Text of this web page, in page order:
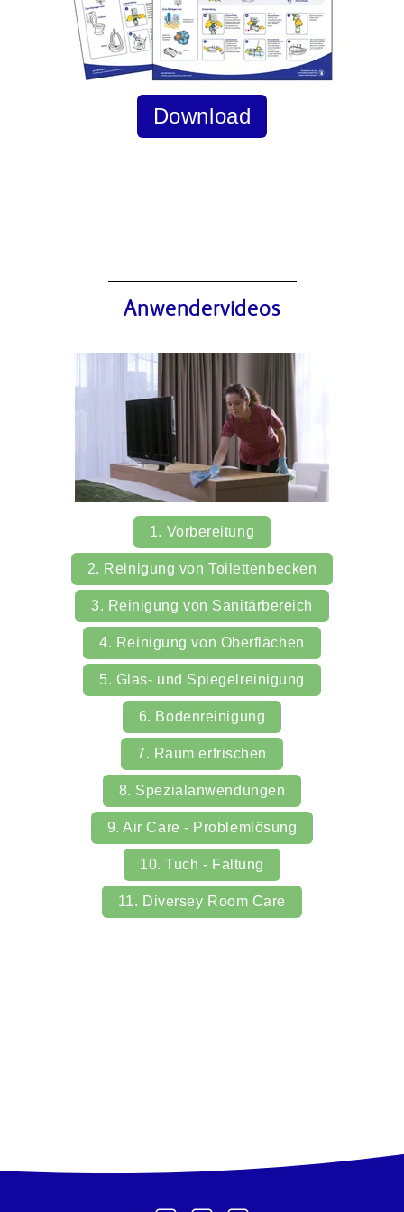
Download
Anwendervideos
1. Vorbereitung
2. Reinigung von Toilettenbecken
3. Reinigung von Sanitärbereich
4. Reinigung von Oberflächen
5. Glas- und Spiegelreinigung
6. Bodenreinigung
7. Raum erfrischen
8. Spezialanwendungen
9. Air Care - Problemlösung
10. Tuch - Faltung
11. Diversey Room Care